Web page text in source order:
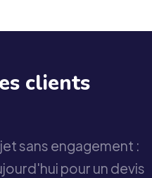
clients
sans engagement :
pour un devis